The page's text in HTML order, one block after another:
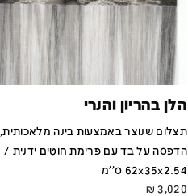
הלן בהריון והנרי
תצלום שנוצר באמצעות בינה מלאכותית,
הדפסה על בד עם פרימת חוטים ידנית /
62x35x2.54 ס''מ
3,020
₪